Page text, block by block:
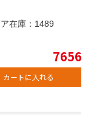
在庫： 1489
7656
カートに入れる